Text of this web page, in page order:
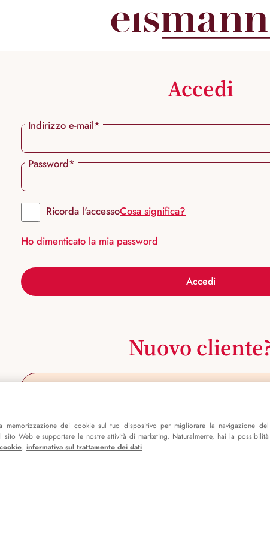
Accedi
Indirizzo e-mail*
Password*
Ricorda l'accessoCosa significa?
Ho dimenticato la mia password
Accedi
Nuovo
Registrati ora
memorizzazione dei cookie sul tuo dispositivo per migliorare la navigazione del
Web e supportare le nostre attività di marketing. Naturalmente, hai la possibilità
. informativa sul trattamento dei dati